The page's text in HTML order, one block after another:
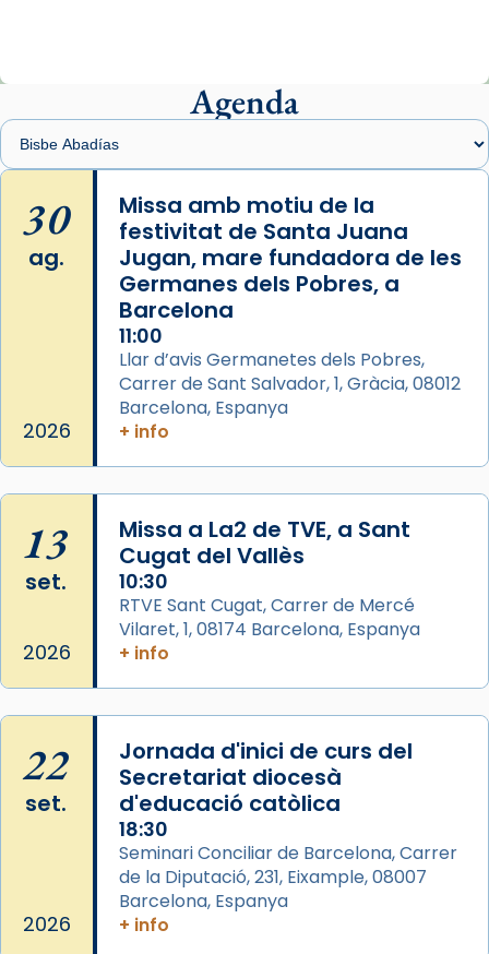
presidit aquest 27 de juliol la missa de Les
Santes de Mataró.
🔗
📸 J. Merino
Photo
View on Facebook Share
Arquebisbat de Barcelona
de Barcelona.
2 weeks ago
Aquest dilluns, 27 de juliol, ha tingut lloc la
missa d’acció de gràcies en agraïment al
L’arquebisbe de Barcelona, el cardenal Joan
Josep Omella, ha presidit la missa i l’ha
concelebrat el bisbe auxiliar de Barcelona,
Mons. David Abadías.
📸 Dr. G. Simón
Arquebisbat de Barcelona
2 weeks ago
Memòria de les santes Juliana i
Semproniana, verges i màrtirs.
Acompanyant la història de sant Cugat, a
Agenda
30
ag.
2026
Missa amb motiu de la
festivitat de Santa Juana
Jugan, mare fundadora de les
Germanes dels Pobres, a
Barcelona
11:00
Llar d’avis Germanetes dels Pobres,
Carrer de Sant Salvador, 1, Gràcia, 08012
Barcelona, Espanya
+ info
13
set.
2026
Missa a La2 de TVE, a Sant
Cugat del Vallès
10:30
RTVE Sant Cugat, Carrer de Mercé
Vilaret, 1, 08174 Barcelona, Espanya
+ info
22
set.
2026
Jornada d'inici de curs del
Secretariat diocesà
d'educació catòlica
18:30
Seminari Conciliar de Barcelona, Carrer
de la Diputació, 231, Eixample, 08007
Barcelona, Espanya
+ info